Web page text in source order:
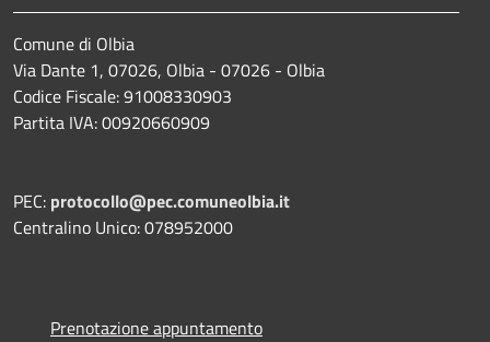
Comune di Olbia
Via Dante 1, 07026, Olbia - 07026 - Olbia
Codice Fiscale: 91008330903
Partita IVA: 00920660909
PEC: protocollo@pec.comuneolbia.it
Centralino Unico: 078952000
Prenotazione appuntamento